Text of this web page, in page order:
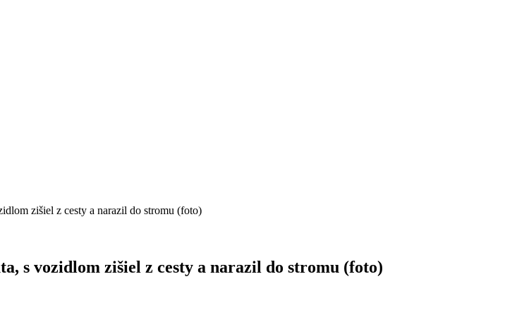
zišiel z cesty a narazil do stromu (foto)
s vozidlom zišiel z cesty a narazil do stromu (foto)